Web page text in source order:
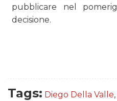
NORMATIVE
pubblicare nel
decisione.
Tags: Diego Della Valle,